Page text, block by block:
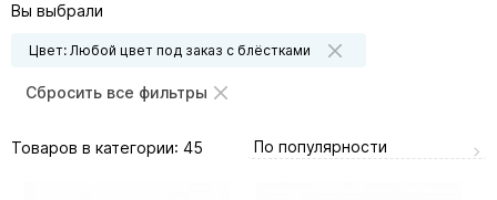
Вы выбрали
Цвет: Любой цвет под заказ с блёстками
Сбросить все фильтры
Товаров в категории: 45 По популярности